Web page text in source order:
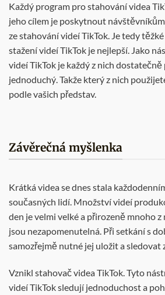
Každý program pro stahování videa
jeho cílem je poskytnout
ze stahování videí TikTok. Je tedy
stažení videí TikTok je nejlepší. Jako
videí TikTok je každý z nich
jednoduchý. Takže který z nich
podle vašich představ.
Závěrečná myšlenka
Krátká videa se dnes stala
současných lidí. Množství videí
den je velmi velké a přirozeně mnoho
jsou nezapomenutelná. Při setkání s
samozřejmě nutné jej uložit a sledovat
Vznikl stahovač videa TikTok. Tyto
videí TikTok sledují jednoduchost a